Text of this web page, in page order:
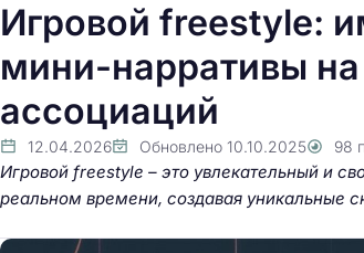
Игровой freestyle:
мини-нарративы
ассоциаций
12.04.2026 Обновлено 10.10.2025 98
Игровой freestyle – это увлекательный и
реальном времени, создавая уникальные